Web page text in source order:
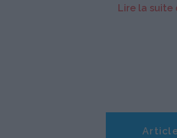
Lire la suite